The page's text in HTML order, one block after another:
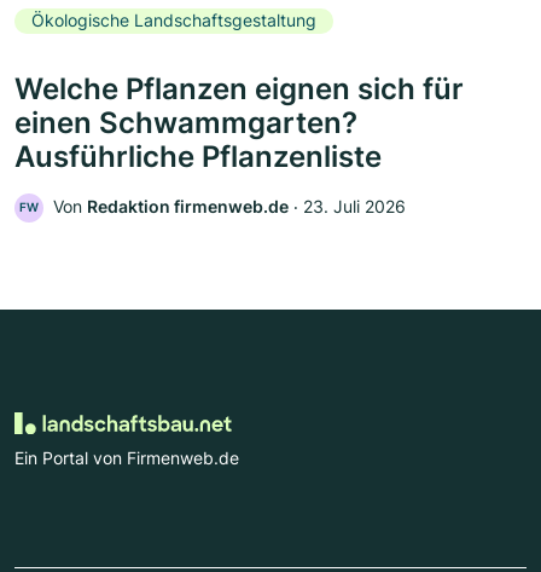
Ökologische Landschaftsgestaltung
Welche Pflanzen eignen sich für
einen Schwammgarten?
Ausführliche Pflanzenliste
FW Von Redaktion firmenweb.de ‧ 23. Juli 2026
Ein Portal von Firmenweb.de